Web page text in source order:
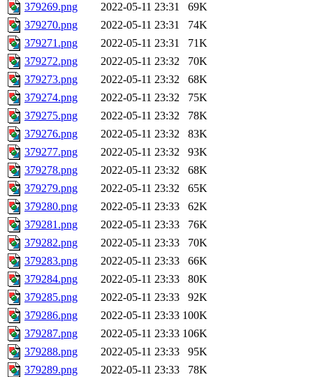
379269.png
2022-05-11 23:31
69K
379270.png
2022-05-11 23:31
74K
379271.png
2022-05-11 23:31
71K
379272.png
2022-05-11 23:32
70K
379273.png
2022-05-11 23:32
68K
379274.png
2022-05-11 23:32
75K
379275.png
2022-05-11 23:32
78K
379276.png
2022-05-11 23:32
83K
379277.png
2022-05-11 23:32
93K
379278.png
2022-05-11 23:32
68K
379279.png
2022-05-11 23:32
65K
379280.png
2022-05-11 23:33
62K
379281.png
2022-05-11 23:33
76K
379282.png
2022-05-11 23:33
70K
379283.png
2022-05-11 23:33
66K
379284.png
2022-05-11 23:33
80K
379285.png
2022-05-11 23:33
92K
379286.png
2022-05-11 23:33 100K
379287.png
2022-05-11 23:33 106K
379288.png
2022-05-11 23:33
95K
379289.png
2022-05-11 23:33
78K